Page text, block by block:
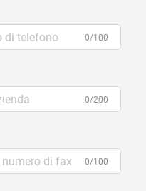
0/100
0/200
0/100